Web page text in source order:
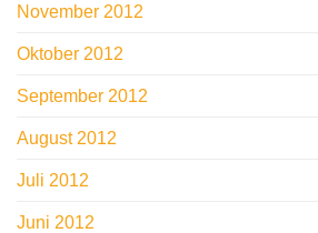
November 2012
Oktober 2012
September 2012
August 2012
Juli 2012
Juni 2012